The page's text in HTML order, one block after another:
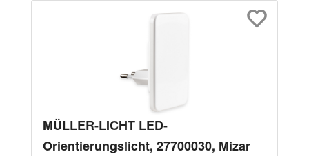
MÜLLER-LICHT LED-
Orientierungslicht, 27700030, Mizar